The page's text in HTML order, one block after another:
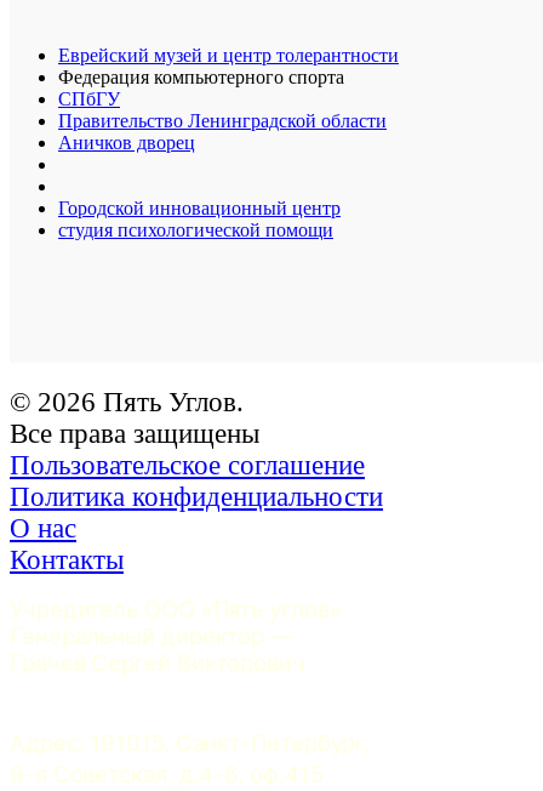
Еврейский музей и центр толерантности
Федерация компьютерного спорта
СПбГУ
Правительство Ленинградской области
Аничков дворец
Городской инновационный центр
студия психологической помощи
© 2026 Пять Углов.
Все права защищены
Пользовательское соглашение
Политика конфиденциальности
О нас
Контакты
Учредитель ООО «Пять углов».
Генеральный директор —
Грачев Сергей Викторович
Адрес: 191015, Санкт-Петербург,
9-я Советская, д.4-6, оф.415